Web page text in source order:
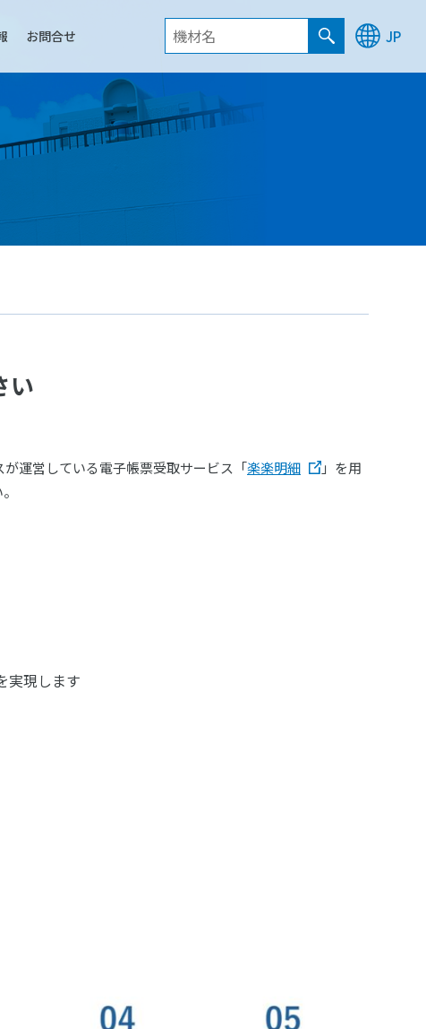
お問合せ JP
い
運営している電子帳票受取サービス「楽楽明細
」を用
実現します